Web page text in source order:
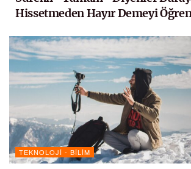
Hissetmeden Hayır Demeyi
TEKNOLOJI - BILIM